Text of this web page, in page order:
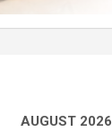
AUGUST 2026